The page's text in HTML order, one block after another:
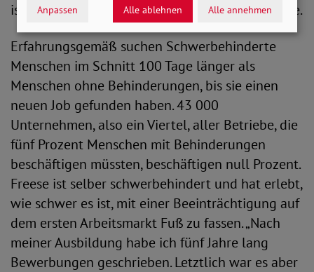
ist für uns eine große Enttäuschung“, sagt Freese.
Erfahrungsgemäß suchen Schwerbehinderte
Menschen im Schnitt 100 Tage länger als
Menschen ohne Behinderungen, bis sie einen
neuen Job gefunden haben. 43 000
Unternehmen, also ein Viertel, aller Betriebe, die
fünf Prozent Menschen mit Behinderungen
beschäftigen müssten, beschäftigen null Prozent.
Freese ist selber schwerbehindert und hat erlebt,
wie schwer es ist, mit einer Beeinträchtigung auf
dem ersten Arbeitsmarkt Fuß zu fassen. „Nach
meiner Ausbildung habe ich fünf Jahre lang
Bewerbungen geschrieben. Letztlich war es aber
Anpassen Alle ablehnen Alle annehmen